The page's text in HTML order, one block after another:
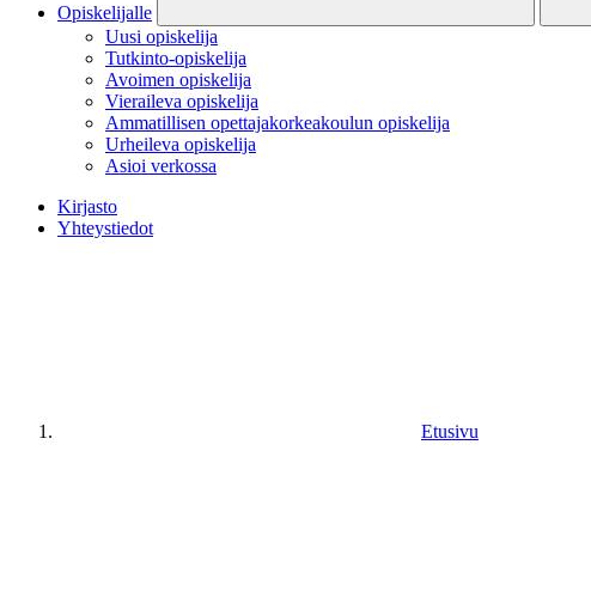
Opiskelijalle
Uusi opiskelija
Tutkinto-opiskelija
Avoimen opiskelija
Vieraileva opiskelija
Ammatillisen opettajakorkeakoulun opiskelija
Urheileva opiskelija
Asioi verkossa
Kirjasto
Yhteystiedot
Etusivu